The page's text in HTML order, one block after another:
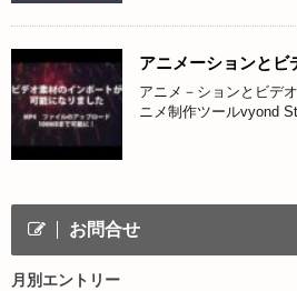
アニメーションとビ
アニメ－ションとビデ
ニメ制作ツールvyond
お問合せ
月別エントリー